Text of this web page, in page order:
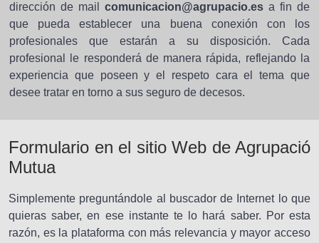
dirección de mail comunicacion@agrupacio.es a fin de
que pueda establecer una buena conexión con los
profesionales que estarán a su disposición. Cada
profesional le responderá de manera rápida, reflejando la
experiencia que poseen y el respeto cara el tema que
desee tratar en torno a sus seguro de decesos.
Formulario en el sitio Web de Agrupació
Mutua
Simplemente preguntándole al buscador de Internet lo que
quieras saber, en ese instante te lo hará saber. Por esta
razón, es la plataforma con más relevancia y mayor acceso